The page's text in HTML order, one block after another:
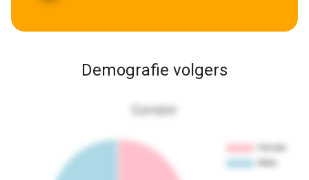
Demografie volgers
Gender